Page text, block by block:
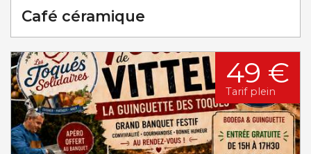
Café céramique
49 €
Tarif plein